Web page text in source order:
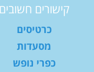
קישורים חשובים
כרטיסים
מסעדות
כפרי נופש